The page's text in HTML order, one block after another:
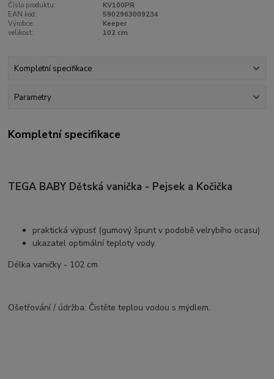
Číslo produktu:
KV100PR
EAN kód:
5902963009234
Výrobce:
Keeper
velikost:
102 cm
Kompletní specifikace
Parametry
Kompletní specifikace
TEGA BABY Dětská vanička - Pejsek a Kočička
praktická výpusť (gumový špunt v podobě velrybího ocasu)
ukazatel optimální teploty vody
Délka vaničky - 102 cm
Ošetřování / údržba: Čistěte teplou vodou s mýdlem.